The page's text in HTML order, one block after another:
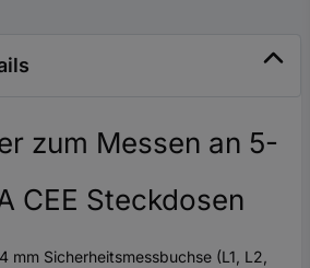
zum Messen an 5-
CEE Steckdosen
mm Sicherheitsmessbuchse (L1, L2,